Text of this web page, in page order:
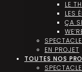
LE
LES
ÇA
EN PROJET
TOUTES NOS